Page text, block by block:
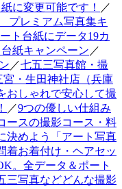
に変更可能です！ ／
プレミアム写真集キ
ト台紙にデータ19カ
紙キャンペーン ／
／七五三写真館・撮
・生田神社店（兵庫
おしゃれで安心して撮
／9つの優しい仕組み
ースの撮影コース・料
決めよう「アート写真
着お着付け・ヘアセッ
。全データ＆ポート
三写真などどんな撮影